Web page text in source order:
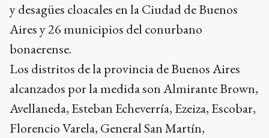
y desagües cloacales en la Ciudad de Buenos
Aires y 26 municipios del conurbano
bonaerense.
Los distritos de la provincia de Buenos Aires
alcanzados por la medida son Almirante Brown,
Avellaneda, Esteban Echeverría, Ezeiza, Escobar,
Florencio Varela, General San Martín,